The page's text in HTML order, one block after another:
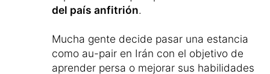
del país anfitrión.
Mucha gente decide pasar una estancia
como au-pair en Irán con el objetivo de
aprender persa o mejorar sus habilidades